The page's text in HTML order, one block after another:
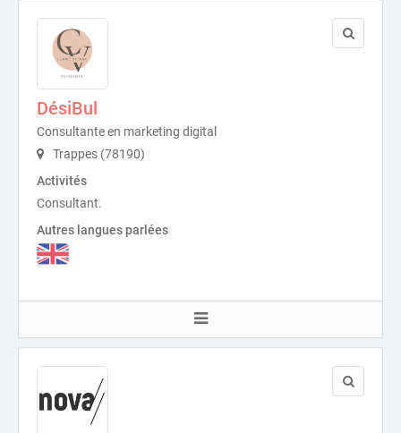
DésiBul
Consultante en marketing digital
Trappes (78190)
Activités
Consultant.
Autres langues parlées